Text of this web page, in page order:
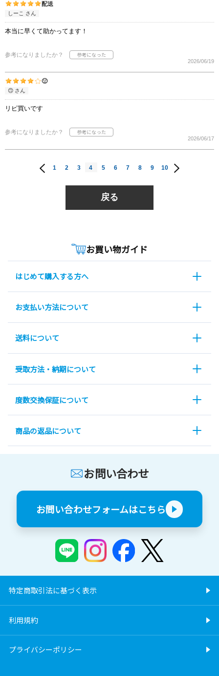
配送
しーこ さん
本当に早くて助かってます！
参考になりましたか？
2026/06/19
🙂
🙃 さん
リピ買いです
参考になりましたか？
2026/06/17
1 2 3 4 5 6 7 8 9 10
戻る
お買い物ガイド
はじめて購入する方へ
お支払い方法について
送料について
受取方法・納期について
度数交換保証について
商品の返品について
お問い合わせ
お問い合わせフォームはこちら
特定商取引法に基づく表示
利用規約
プライバシーポリシー